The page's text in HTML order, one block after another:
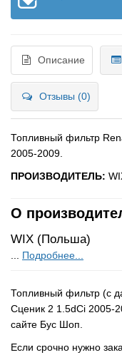
Описание
Отзывы (0)
Топливный фильтр
2005-2009.
ПРОИЗВОДИТЕЛЬ:
О
WIX (Польша)
Подробнее...
Топливный фильтр (с
Сценик 2 1.5dCi 2005-
сайте Бус Шоп.
Если срочно нужно